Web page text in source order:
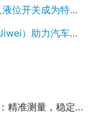
解液液位测量的核心选择
备商实现制砂系统质的飞跃
定水位保障水产健康